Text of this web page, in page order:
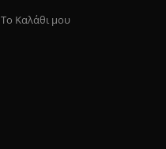
Το Καλάθι μου